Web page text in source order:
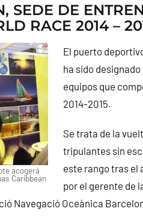
SEDE DE
RACE 2014 –
acogerá
Caribbean
El puerto
ha sido
equipos que
2014-2015.
Se trata de la
tripulantes sin
este rango tras el
por el gerente de
Navegació Oceànica